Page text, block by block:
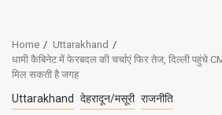
Home
Uttarakhand
धामी कैबिनेट में फेरबदल की चर्चाएं फिर तेज, दिल्ली पहुंचे
मिल सकती है जगह
Uttarakhand देहरादून/मसूरी राजनीति